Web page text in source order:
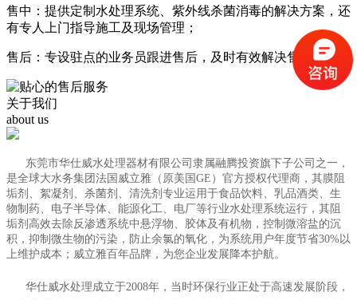
售中：提供定制水处理系统、紫外线杀菌消毒的解决方案，还
有专人上门指导施工及现场管理；
售后：专设驻点的业务员跟进售后，及时有效解决售后问题；
关于我们
about us
东莞市华仕威水处理器材有限公司隶属融腾投资旗下子公司之一，
是全球大水务集团法国威立雅（原美国GE）官方授权代理商，其膜阻
垢剂、絮凝剂、杀菌剂、清洗剂专业运用于食品饮料、乳品酒类、生
物制药、电子半导体、能源化工、电厂等行业水处理系统运行，其阻
垢剂高效去除反渗透系统中悬浮物、胶体及有机物，控制微溶盐的沉
积，抑制微生物的污染，防止余氯的氧化，为系统用户年度节省30%以
上维护成本；威立雅百年品牌，为您企业发展降本护航。
华仕威水处理成立于2008年，当时环保行业正处于高速发展阶段，